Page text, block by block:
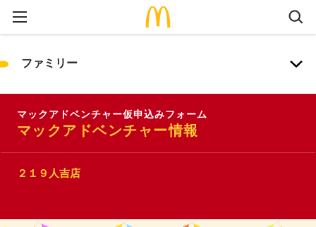
ファミリー
マックアドベンチャー仮申込みフォーム
マックアドベンチャー情報
２１９人吉店